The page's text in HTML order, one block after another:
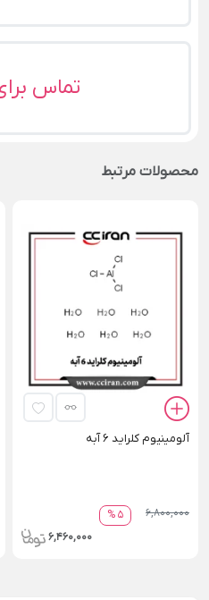
تماس
محصولات مرتبط
آلومینیوم کلراید 6 آبه
5 %
6,800,000
6,460,000